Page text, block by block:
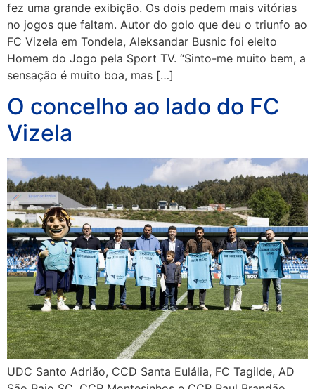
fez uma grande exibição. Os dois pedem mais vitórias
no jogos que faltam. Autor do golo que deu o triunfo ao
FC Vizela em Tondela, Aleksandar Busnic foi eleito
Homem do Jogo pela Sport TV. “Sinto-me muito bem, a
sensação é muito boa, mas […]
O concelho ao lado do FC
Vizela
UDC Santo Adrião, CCD Santa Eulália, FC Tagilde, AD